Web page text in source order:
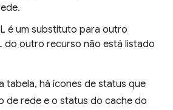
é um substituto para outro
do outro recurso não está listado
tabela, há ícones de status que
de rede e o status do cache do